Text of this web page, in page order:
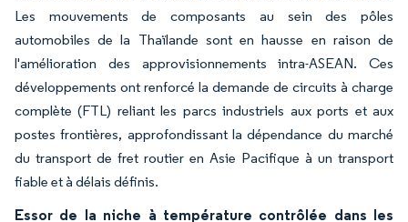
Les mouvements de composants au sein des pôles
automobiles de la Thaïlande sont en hausse en raison de
l'amélioration des approvisionnements intra-ASEAN. Ces
développements ont renforcé la demande de circuits à charge
complète (FTL) reliant les parcs industriels aux ports et aux
postes frontières, approfondissant la dépendance du marché
du transport de fret routier en Asie Pacifique à un transport
fiable et à délais définis.
Essor de la niche à température contrôlée dans les